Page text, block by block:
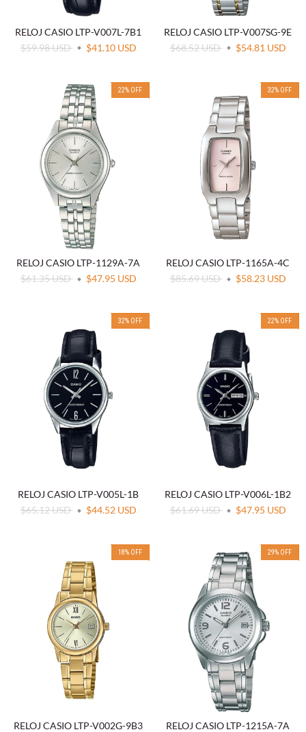
RELOJ CASIO LTP-V007L-7B1
$59.98 USD
$41.10 USD
RELOJ CASIO LTP-V007SG-9E
$68.52 USD
$54.81 USD
22% OFF
RELOJ CASIO LTP-1129A-7A
$61.35 USD
$47.95 USD
32% OFF
RELOJ CASIO LTP-1165A-4C
$85.69 USD
$58.23 USD
32% OFF
RELOJ CASIO LTP-V005L-1B
$65.12 USD
$44.52 USD
22% OFF
RELOJ CASIO LTP-V006L-1B2
$61.69 USD
$47.95 USD
18% OFF
RELOJ CASIO LTP-V002G-9B3
29% OFF
RELOJ CASIO LTP-1215A-7A